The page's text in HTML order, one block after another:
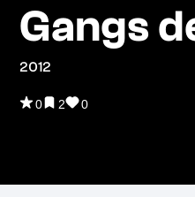
Gangs
2012
0 2 0